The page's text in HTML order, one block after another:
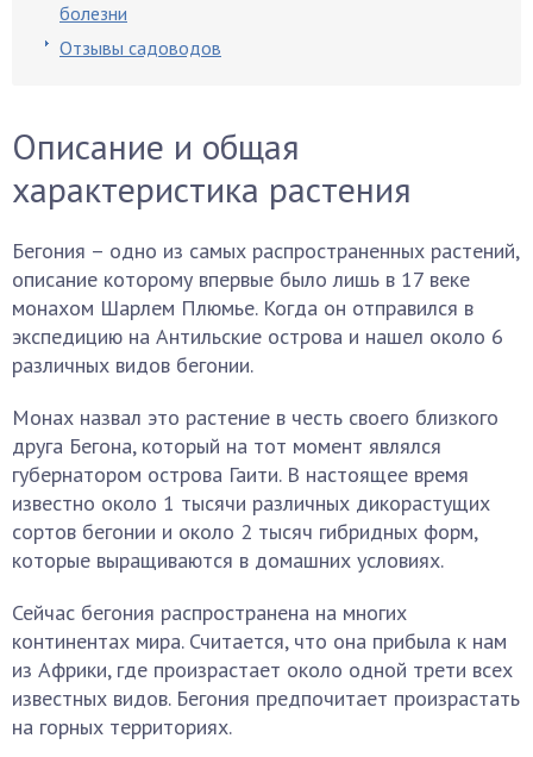
болезни
Отзывы садоводов
Описание и общая
характеристика растения
Бегония – одно из самых распространенных растений,
описание которому впервые было лишь в 17 веке
монахом Шарлем Плюмье. Когда он отправился в
экспедицию на Антильские острова и нашел около 6
различных видов бегонии.
Монах назвал это растение в честь своего близкого
друга Бегона, который на тот момент являлся
губернатором острова Гаити. В настоящее время
известно около 1 тысячи различных дикорастущих
сортов бегонии и около 2 тысяч гибридных форм,
которые выращиваются в домашних условиях.
Сейчас бегония распространена на многих
континентах мира. Считается, что она прибыла к нам
из Африки, где произрастает около одной трети всех
известных видов. Бегония предпочитает произрастать
на горных территориях.